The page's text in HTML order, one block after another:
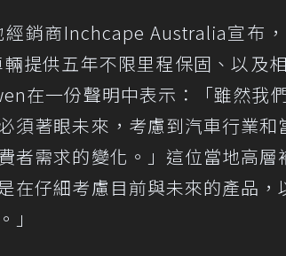
銷商Inchcape Australia宣布
提供五年不限里程保固、以及
在一份聲明中表示：「雖然我
須著眼未來，考慮到汽車行業
者需求的變化。」這位當地高
在仔細考慮目前與未來的產品
」